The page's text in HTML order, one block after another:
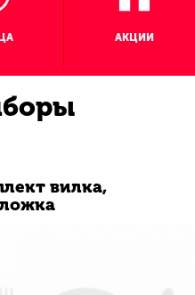
АКЦИИ
вилка,